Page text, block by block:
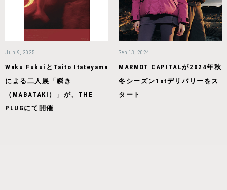
Jun 9, 2025
Waku FukuiとTaito Itateyama
による二人展「瞬き
（MABATAKI）」が、THE
PLUGにて開催
Sep 13, 2024
MARMOT CAPITALが2024年秋
冬シーズン1stデリバリーをス
タート